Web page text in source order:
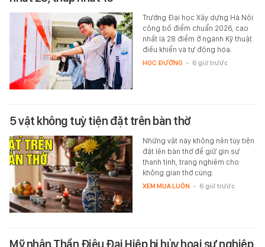
Trường Đại học Xây dựng Hà Nội
công bố điểm chuẩn 2026, cao
nhất là 28 điểm ở ngành Kỹ thuật
điều khiển và tự động hóa.
HỌC ĐƯỜNG - 6 giờ trước
5 vật không tuỳ tiện đặt trên bàn thờ
Những vật này không nên tùy tiện
đặt lên bàn thờ để giữ gìn sự
thanh tịnh, trang nghiêm cho
không gian thờ cúng.
XEM MUA LUÔN - 6 giờ trước
Mỹ nhân Thần Điêu Đại Hiệp bị hủy hoại sự nghiệp